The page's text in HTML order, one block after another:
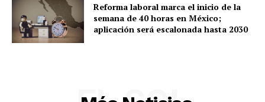
Reforma laboral marca el inicio de la
semana de 40 horas en México;
aplicación será escalonada hasta 2030